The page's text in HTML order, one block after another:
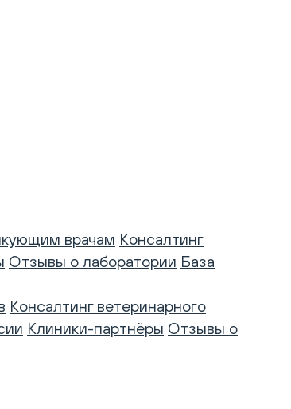
врачам Консалтинг
Отзывы о лаборатории База
Консалтинг ветеринарного
Клиники-партнёры Отзывы о